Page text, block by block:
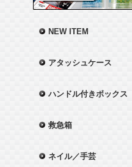
NEW ITEM
アタッシュケース
ハンドル付きボックス
救急箱
ネイル／手芸